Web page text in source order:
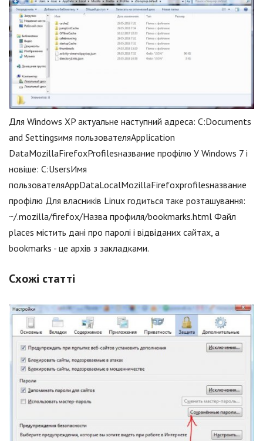
Для Windows XP актуальне наступний адреса: C:Documents
and Settingsимя пользователяApplication
DataMozillaFirefoxProfilesназвание профілю У Windows 7 і
новіше: C:UsersИмя
пользователяAppDataLocalMozillaFirefoxprofilesназвание
профілю Для власників Linux годиться таке розташування:
~/.mozilla/firefox/Назва профиля/bookmarks.html Файл
places містить дані про паролі і відвіданих сайтах, а
bookmarks - це архів з закладками.
Схожі статті